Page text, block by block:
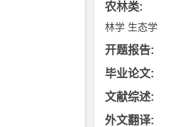
农林类:
林学 生态学
开题报告:
毕业论文:
文献综述:
外文翻译: